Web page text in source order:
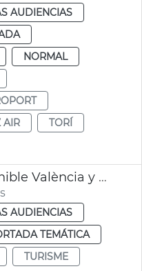
AUDIENCIAS
NORMAL
AIR
TORÍ
Alianza turismo sostenible València y Copenhague
AUDIENCIAS
TEMÁTICA
TURISME